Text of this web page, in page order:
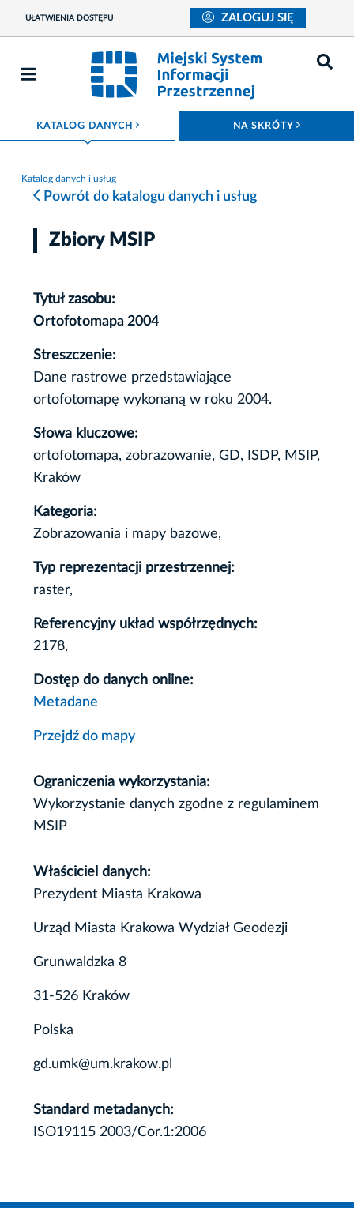
UŁATWIENIA DOSTĘPU ZALOGUJ SIĘ
KATALOG DANYCH ROZWIŃ MENU NA SKRÓTY
Katalog danych i usług
Powrót do katalogu danych i usług
Zbiory MSIP
Tytuł zasobu:
Ortofotomapa 2004
Streszczenie:
Dane rastrowe przedstawiające
ortofotomapę wykonaną w roku 2004.
Słowa kluczowe:
ortofotomapa, zobrazowanie, GD, ISDP, MSIP,
Kraków
Kategoria:
Zobrazowania i mapy bazowe,
Typ reprezentacji przestrzennej:
raster,
Referencyjny układ współrzędnych:
2178,
Dostęp do danych online:
Metadane
Przejdź do mapy
Ograniczenia wykorzystania:
Wykorzystanie danych zgodne z regulaminem
MSIP
Właściciel danych:
Prezydent Miasta Krakowa
Urząd Miasta Krakowa Wydział Geodezji
Grunwaldzka 8
31-526 Kraków
Polska
gd.umk@um.krakow.pl
Standard metadanych:
ISO19115 2003/Cor.1:2006